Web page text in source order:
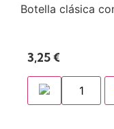
Botella clásica
3,25€